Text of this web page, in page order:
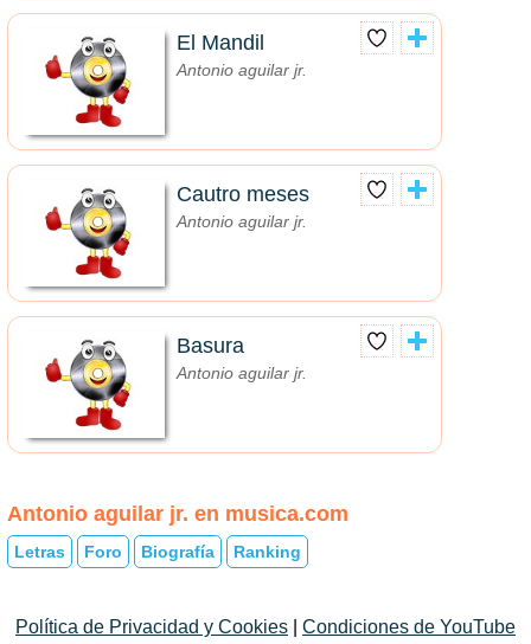
El Mandil
Antonio aguilar jr.
Cautro meses
Antonio aguilar jr.
Basura
Antonio aguilar jr.
Antonio aguilar jr. en musica.com
Letras Foro Biografía Ranking
Política de Privacidad y Cookies Condiciones de YouTube